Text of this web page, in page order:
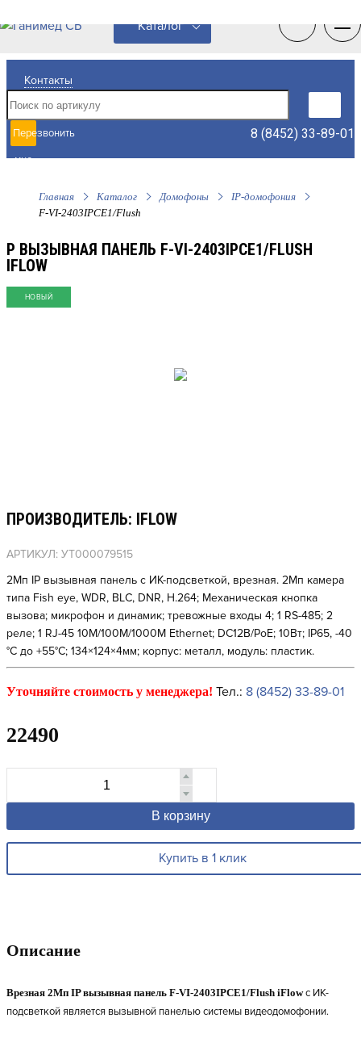
Контакты
Перезвонить
мне
8 (8452) 33-89-01
Каталог
Главная Каталог Домофоны
IP-домофония
F-VI-2403IPCE1/Flush
P ВЫЗЫВНАЯ ПАНЕЛЬ F-VI-2403IPCE1/FLUSH
IFLOW
НОВЫЙ
ПРОИЗВОДИТЕЛЬ: IFLOW
АРТИКУЛ: УТ000079515
2Мп IP вызывная панель с ИК-подсветкой, врезная. 2Мп камера
типа Fish eye, WDR, BLC, DNR, H.264; Механическая кнопка
вызова; микрофон и динамик; тревожные входы 4; 1 RS-485; 2
реле; 1 RJ-45 10M/100M/1000M Ethernet; DC12В/PoE; 10Вт; IP65, -40
°C до +55°C; 134×124×4мм; корпус: металл, модуль: пластик.
Уточняйте стоимость у менеджера! Тел.: 8 (8452) 33-89-01
22490
В корзину
Купить в 1 клик
Описание
Врезная 2Мп IP вызывная панель F-VI-2403IPCE1/Flush iFlowс ИК-
подсветкой является вызывной панелью системы видеодомофонии.